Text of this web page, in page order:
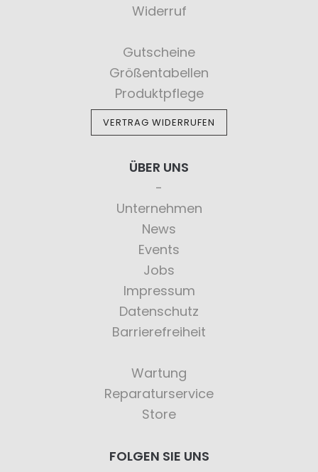
Widerruf
Gutscheine
Größentabellen
Produktpflege
VERTRAG WIDERRUFEN
ÜBER UNS
Unternehmen
News
Events
Jobs
Impressum
Datenschutz
Barrierefreiheit
Wartung
Reparaturservice
Store
FOLGEN SIE UNS